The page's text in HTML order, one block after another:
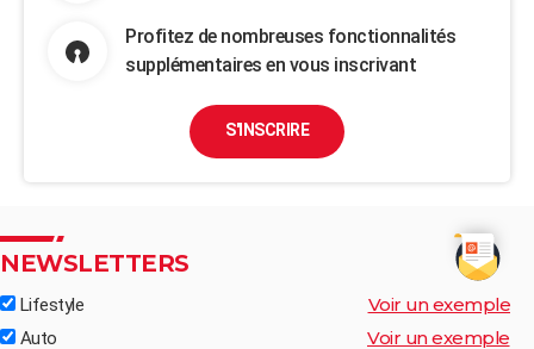
Profitez de nombreuses fonctionnalités
supplémentaires en vous inscrivant
S'INSCRIRE
NEWSLETTERS
Lifestyle Voir un exemple
Auto Voir un exemple